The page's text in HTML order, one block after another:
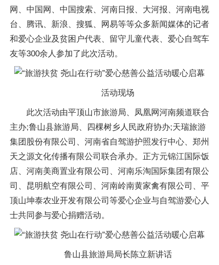
网、中国网、中国搜索、河南日报、大河报、河南电视
台、腾讯、新浪、搜狐、网易等等众多新闻媒体的记者
和爱心企业及贫困户代表、留守儿童代表、爱心自驾车
友等300余人参加了此次活动。
活动现场
此次活动由平顶山市旅游局、凤凰网河南频道联合
主办;鲁山县旅游局、四棵树乡人民政府协办;天瑞旅游
集团股份有限公司、河南省自驾游护照发行中心、郑州
天之源文化传播有限公司联合承办。正方元锦江国际饭
店、河南美商置业有限公司、河南乐淘国际集团有限公
司、昆明航空有限公司、河南岭南黄家禽有限公司、平
顶山坤泰农业开发有限公司等爱心企业与自驾游爱心人
士共同参与爱心捐赠活动。
鲁山县旅游局局长陈立新讲话